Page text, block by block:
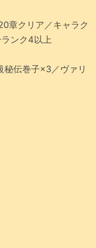
章クリア／キャラク
ンク4以上
秘伝巻子×3／ヴァリ